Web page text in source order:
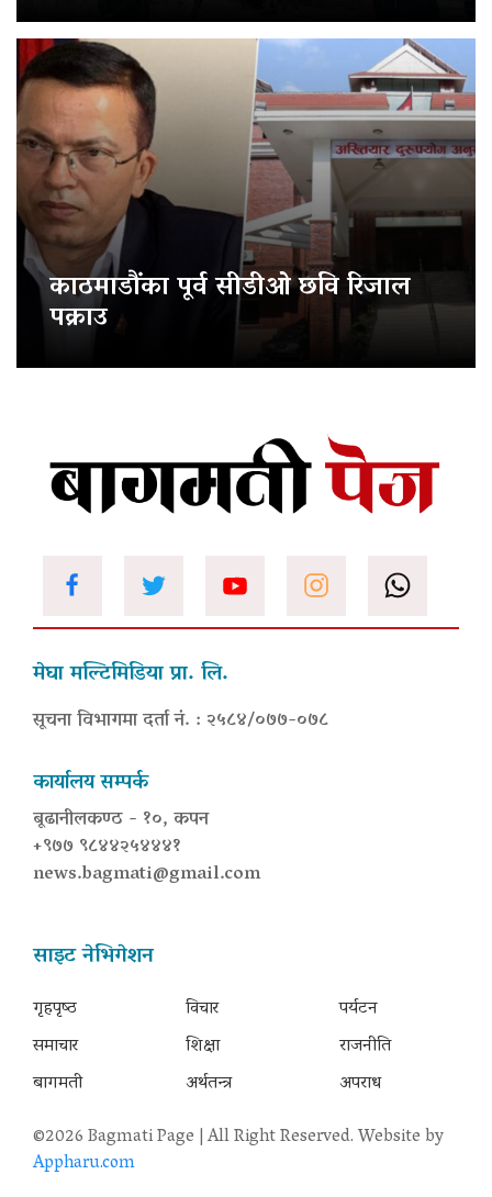
काठमाडौंका पूर्व सीडीओ छवि रिजाल
पक्राउ
मेघा मल्टिमिडिया प्रा. लि.
सूचना विभागमा दर्ता नं. : २५८४/०७७-०७८
कार्यालय सम्पर्क
बूढानीलकण्ठ - १०, कपन
+९७७ ९८४४२५४४४१
news.bagmati@gmail.com
साइट नेभिगेशन
गृहपृष्‍ठ
समाचार
बागमती
विचार
शिक्षा
अर्थतन्त्र
पर्यटन
राजनीति
अपराध
©2026 Bagmati Page | All Right Reserved. Website by
Appharu.com